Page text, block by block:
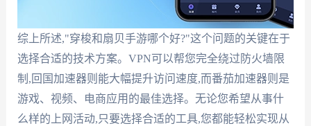
综上所述,"穿梭和扇贝手游哪个好?"这个问题的关键在于
选择合适的技术方案。VPN可以帮您完全绕过防火墙限
制,回国加速器则能大幅提升访问速度,而番茄加速器则是
游戏、视频、电商应用的最佳选择。无论您希望从事什
么样的上网活动,只要选择合适的工具,您都能轻松实现从